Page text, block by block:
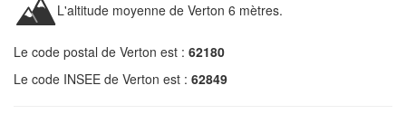
L'altitude moyenne de Verton 6 mètres.
Le code postal de Verton est : 62180
Le code INSEE de Verton est : 62849